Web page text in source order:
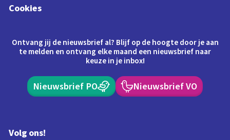
Cookies
Ontvang jij de nieuwsbrief al? Blijf op de hoogte door je aan
te melden en ontvang elke maand een nieuwsbrief naar
keuze in je inbox!
Nieuwsbrief PO Nieuwsbrief VO
Volg ons!